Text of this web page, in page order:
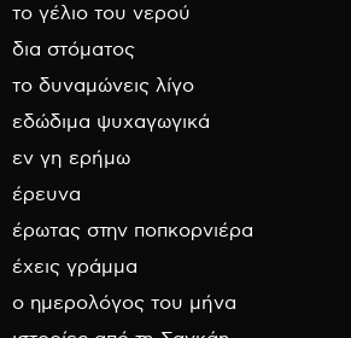
το γέλιο του νερού
δια στόματος
το δυναμώνεις λίγο
εδώδιμα ψυχαγωγικά
εν γη ερήμω
έρευνα
έρωτας στην ποπκορνιέρα
έχεις γράμμα
ο ημερολόγος του μήνα